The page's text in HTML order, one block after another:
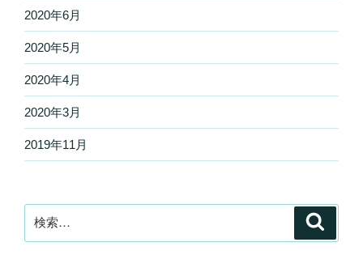
2020年6月
2020年5月
2020年4月
2020年3月
2019年11月
索: